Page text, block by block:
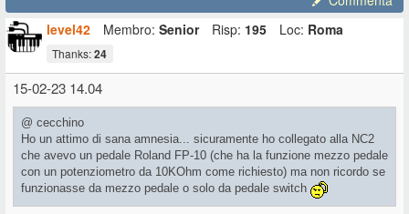
level42
Membro: Senior Risp: 195 Loc: Roma
Thanks:24
15-02-23 14.04
@ cecchino
Ho un attimo di sana amnesia... sicuramente ho collegato alla NC2
che avevo un pedale Roland FP-10 (che ha la funzione mezzo pedale
con un potenziometro da 10KOhm come richiesto) ma non ricordo se
funzionasse da mezzo pedale o solo da pedale switch